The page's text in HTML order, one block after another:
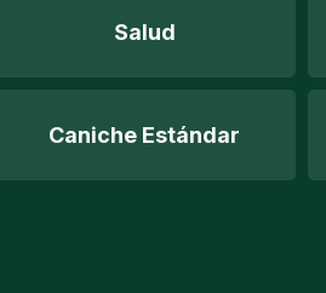
Salud
Caniche Estándar